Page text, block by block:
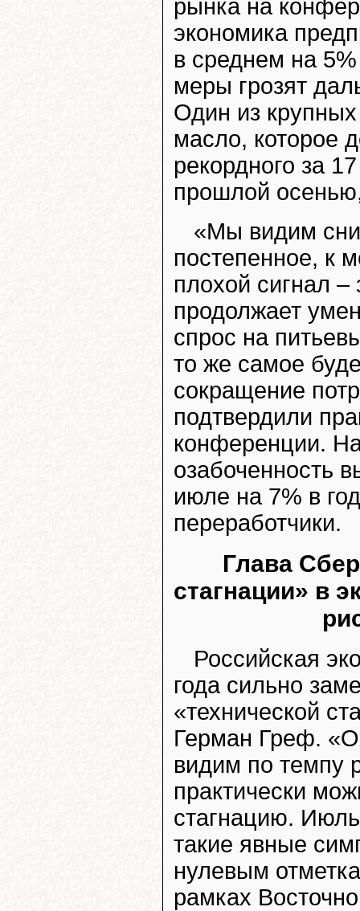
рынка на
экономика
в среднем на
меры грозят
Один из
масло, которое
рекордного за
прошлой
«Мы видим
постепенное, к
плохой сигнал –
продолжает
спрос на
то же самое
сокращение
подтвердили
конференции.
озабоченность
июле на 7% в
переработчики.
Глава
стагнации» в
Российская
года сильно
«технической
Герман Греф.
видим по темпу
практически
стагнацию. Июль
такие явные
нулевым
рамках